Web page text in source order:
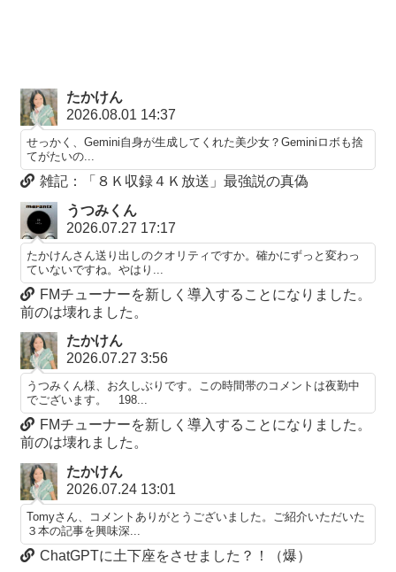
たかけん
2026.08.01 14:37
せっかく、Gemini自身が生成してくれた美少女？Geminiロボも捨
てがたいの...
雑記：「８Ｋ収録４Ｋ放送」最強説の真偽
うつみくん
2026.07.27 17:17
たかけんさん送り出しのクオリティですか。確かにずっと変わっ
ていないですね。やはり...
FMチューナーを新しく導入することになりました。
前のは壊れました。
たかけん
2026.07.27 3:56
うつみくん様、お久しぶりです。この時間帯のコメントは夜勤中
でございます。 198...
FMチューナーを新しく導入することになりました。
前のは壊れました。
たかけん
2026.07.24 13:01
Tomyさん、コメントありがとうございました。ご紹介いただいた
３本の記事を興味深...
ChatGPTに土下座をさせました？！（爆）